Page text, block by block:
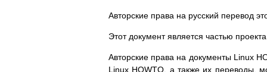
Авторские права на русский перевод
Этот документ является частью
Авторские права на документы Linux
Linux HOWTO, а также их переводы,